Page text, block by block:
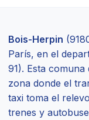
Bois-Herpin
París, en el
91). Esta
zona donde el
taxi toma el
trenes y